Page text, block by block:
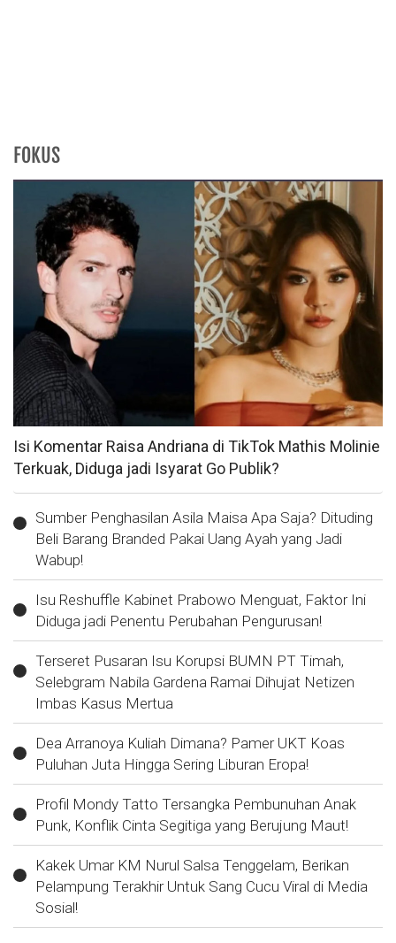
FOKUS
Isi Komentar Raisa Andriana di TikTok Mathis Molinie
Terkuak, Diduga jadi Isyarat Go Publik?
Sumber Penghasilan Asila Maisa Apa Saja? Dituding
Beli Barang Branded Pakai Uang Ayah yang Jadi
Wabup!
Isu Reshuffle Kabinet Prabowo Menguat, Faktor Ini
Diduga jadi Penentu Perubahan Pengurusan!
Terseret Pusaran Isu Korupsi BUMN PT Timah,
Selebgram Nabila Gardena Ramai Dihujat Netizen
Imbas Kasus Mertua
Dea Arranoya Kuliah Dimana? Pamer UKT Koas
Puluhan Juta Hingga Sering Liburan Eropa!
Profil Mondy Tatto Tersangka Pembunuhan Anak
Punk, Konflik Cinta Segitiga yang Berujung Maut!
Kakek Umar KM Nurul Salsa Tenggelam, Berikan
Pelampung Terakhir Untuk Sang Cucu Viral di Media
Sosial!